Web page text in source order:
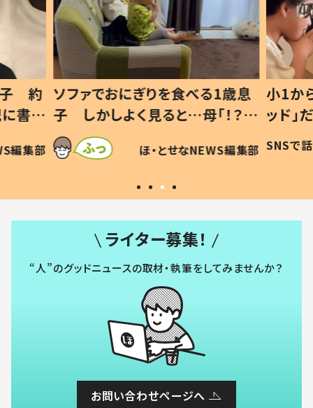
歳息
？」
編集部
小1から不登校、息子は「ギフテ
ッド」だった 父が“ウチ給食”を
作り続ける理由とは #令和の親
#令和の子
SNSで話題 ほ・とせなNEWS編集部
ひ孫
が、抱
「涙
い」
ライター募集！
“人”のグッドニュースの取材・執筆をしてみませんか？
お問い合わせページへ